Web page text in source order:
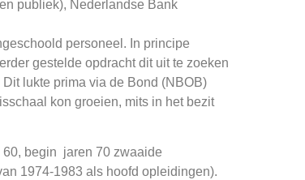
publiek), Nederlandse Bank
personeel. In principe
gestelde opdracht dit uit te zoeken
lukte prima via de Bond (NBOB)
kon groeien, mits in het bezit
begin jaren 70 zwaaide
1974-1983 als hoofd opleidingen).